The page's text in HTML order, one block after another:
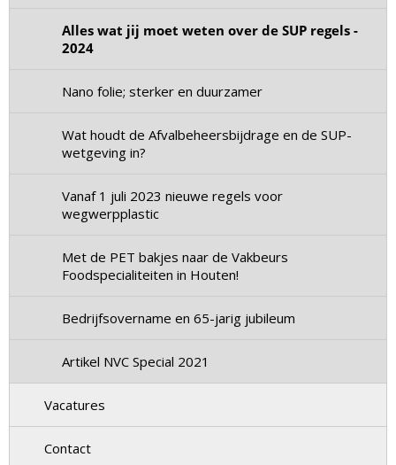
Alles wat jij moet weten over de SUP regels -
2024
Nano folie; sterker en duurzamer
Wat houdt de Afvalbeheersbijdrage en de SUP-
wetgeving in?
Vanaf 1 juli 2023 nieuwe regels voor
wegwerpplastic
Met de PET bakjes naar de Vakbeurs
Foodspecialiteiten in Houten!
Bedrijfsovername en 65-jarig jubileum
Artikel NVC Special 2021
Vacatures
Contact